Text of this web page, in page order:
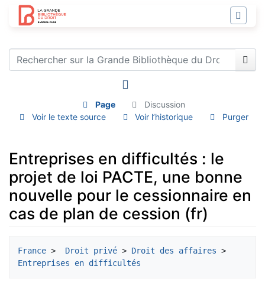
Page
Discussion
Voir le texte source
Voir l’historique Purger
Entreprises en difficultés : le
projet de loi PACTE, une bonne
nouvelle pour le cessionnaire en
cas de plan de cession (fr)
France > Droit privé > Droit des affaires
Entreprises en difficultés